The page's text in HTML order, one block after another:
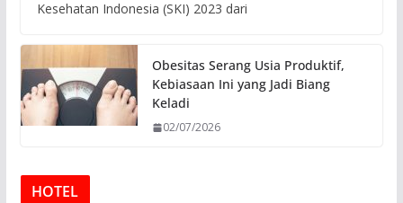
Kesehatan Indonesia (SKI) 2023 dari
Obesitas Serang Usia Produktif,
Kebiasaan Ini yang Jadi Biang
Keladi
02/07/2026
HOTEL